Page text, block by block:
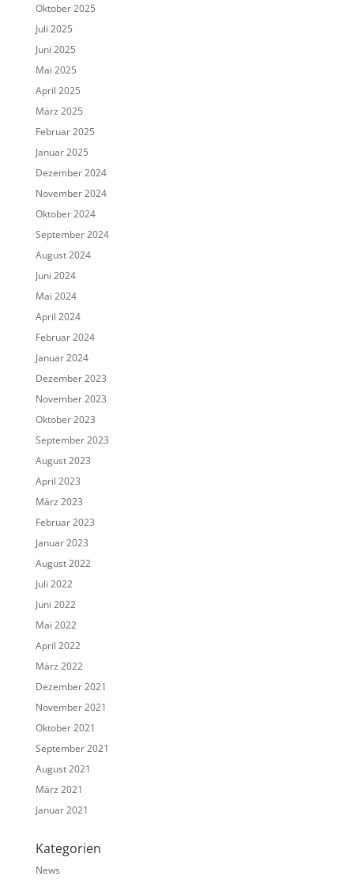
Oktober 2025
Juli 2025
Juni 2025
Mai 2025
April 2025
März 2025
Februar 2025
Januar 2025
Dezember 2024
November 2024
Oktober 2024
September 2024
August 2024
Juni 2024
Mai 2024
April 2024
Februar 2024
Januar 2024
Dezember 2023
November 2023
Oktober 2023
September 2023
August 2023
April 2023
März 2023
Februar 2023
Januar 2023
August 2022
Juli 2022
Juni 2022
Mai 2022
April 2022
März 2022
Dezember 2021
November 2021
Oktober 2021
September 2021
August 2021
März 2021
Januar 2021
Kategorien
News